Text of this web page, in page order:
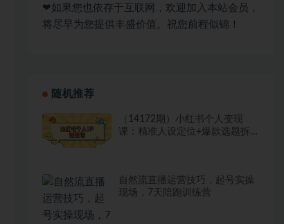
❤如果您也依存于互联网，欢迎加入本站会员，
将尽早为您提供丰盛价值。祝您前程似锦！
随机推荐
（14172期）小红书个人变现
课：精准人设定位+爆款选题拆
自然流直播运营技巧，起号实操
现场，7天陪跑训练营